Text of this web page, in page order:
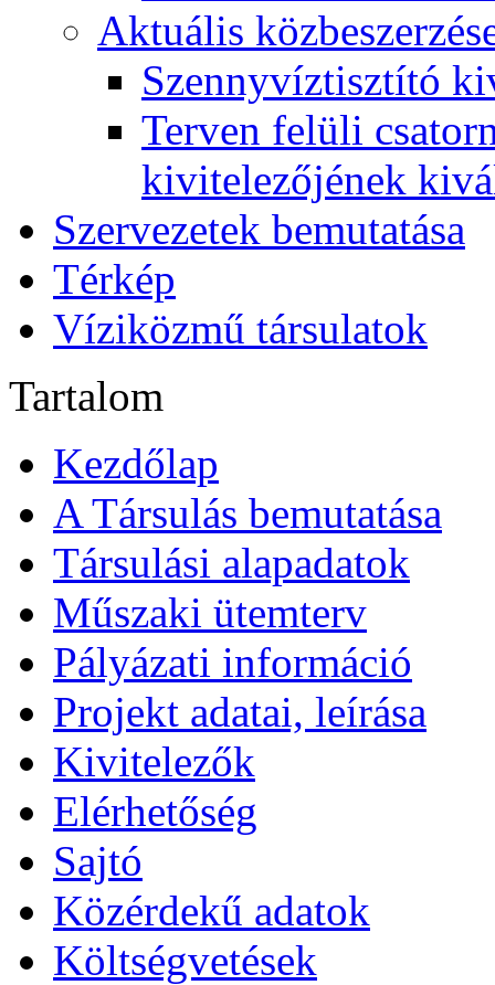
Aktuális
Szennyvíztisztító
Terven felüli
kivitelezőjének
Szervezetek bemutatása
Térkép
Víziközmű társulatok
Tartalom
Kezdőlap
A Társulás bemutatása
Társulási alapadatok
Műszaki ütemterv
Pályázati információ
Projekt adatai, leírása
Kivitelezők
Elérhetőség
Sajtó
Közérdekű adatok
Költségvetések